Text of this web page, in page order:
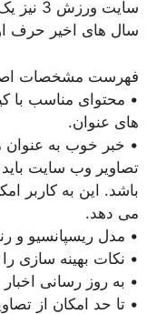
سایت
سال های اخیر حرف
فهرست مشخصات
• محتوای مناسب با
های عنوان.
• خبر خوب به عنوان
تصاویر وب سایت
باشد. این به کاربر
می دهد.
• مدل ریسپانسیو و
• نکات بهینه سازی
• به روز رسانی اخبار
• تا حد امکان از